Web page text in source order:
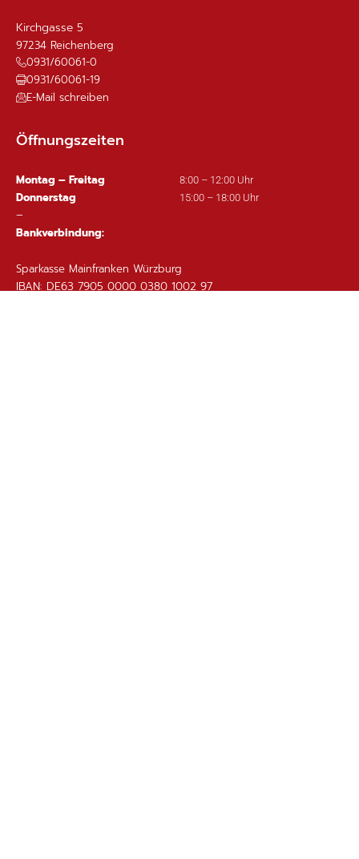
Kirchgasse 5
97234 Reichenberg
0931/60061-0
0931/60061-19
E-Mail schreiben
Öffnungszeiten
Montag – Freitag 8:00 – 12:00 Uhr
Donnerstag 15:00 – 18:00 Uhr
–
Bankverbindung:
Sparkasse Mainfranken Würzburg
IBAN: DE63 7905 0000 0380 1002 97